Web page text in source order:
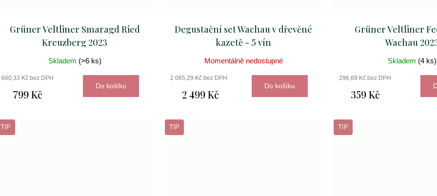
Grüner Veltliner Smaragd Ried
Kreuzberg 2023
Skladem (>6 ks)
660,33 Kč bez DPH
799 Kč
Do košíku
Degustační set Wachau v dřevěné
kazetě - 5 vín
Momentálně nedostupné
2 065,29 Kč bez DPH
2 499 Kč
Do košíku
Grüner Veltliner
Wachau
Skladem (4 ks)
296,69 Kč bez DPH
359 Kč
TIP TIP TIP